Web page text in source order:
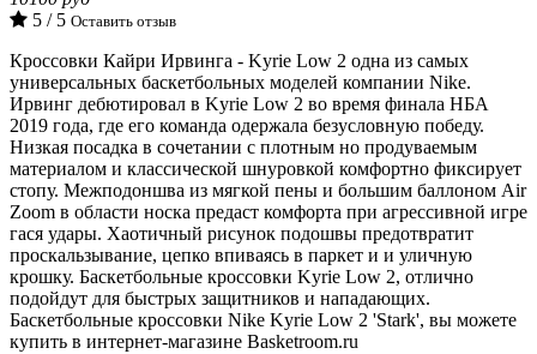
5 / 5 Оставить отзыв
Кроссовки Кайри Ирвинга - Kyrie Low 2 одна из самых
универсальных баскетбольных моделей компании Nike.
Ирвинг дебютировал в Kyrie Low 2 во время финала НБА
2019 года, где его команда одержала безусловную победу.
Низкая посадка в сочетании с плотным но продуваемым
материалом и классической шнуровкой комфортно фиксирует
стопу. Межподоншва из мягкой пены и большим баллоном Air
Zoom в области носка предаст комфорта при агрессивной игре
гася удары. Хаотичный рисунок подошвы предотвратит
проскальзывание, цепко впиваясь в паркет и и уличную
крошку. Баскетбольные кроссовки Kyrie Low 2, отлично
подойдут для быстрых защитников и нападающих.
Баскетбольные кроссовки Nike Kyrie Low 2 'Stark', вы можете
купить в интернет-магазине Basketroom.ru